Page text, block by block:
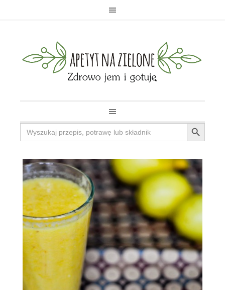
Search
for:
Search Button